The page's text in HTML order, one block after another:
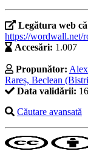
Legătura web
https://wordwall.net/
Accesări: 1.007
Propunător:
Rareș, Beclean
Data validării:
Căutare avansată